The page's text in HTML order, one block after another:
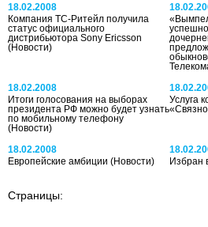
18.02.2008
Компания ТС-Ритейл получила
статус официального
дистрибьютора Sony Ericsson
(Новости)
18.02.2008
Итоги голосования на выборах
президента РФ можно будет узнать
по мобильному телефону
(Новости)
Услуга
18.02.2008
Европейские амбиции (Новости)
Избран
Страницы: